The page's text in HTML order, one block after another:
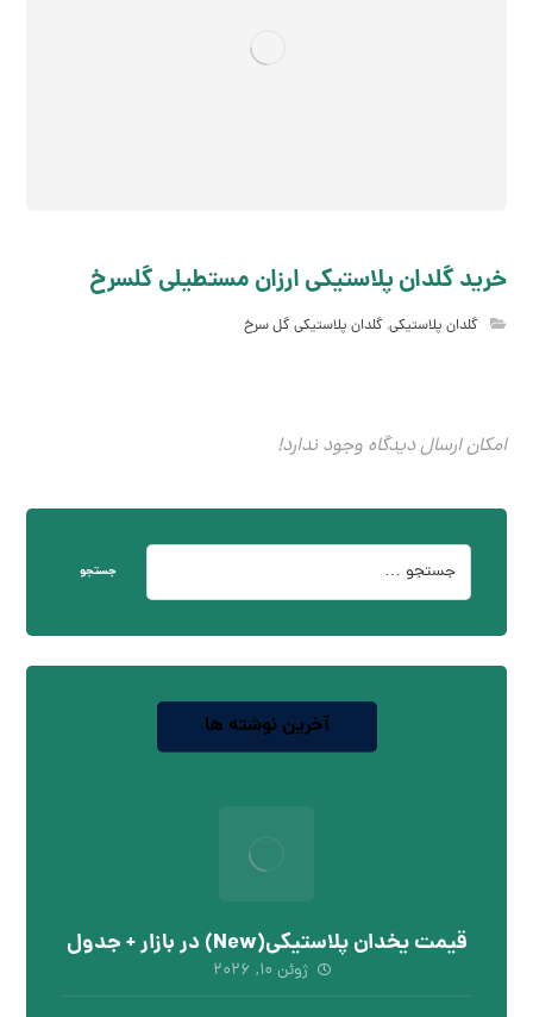
خرید گلدان پلاستیکی ارزان مستطیلی گلسرخ
گلدان پلاستیکی,گلدان پلاستیکی گل سرخ
امکان ارسال دیدگاه وجود ندارد!
جستجو
آخرین نوشته ها
قیمت یخدان پلاستیکی(New) در بازار + جدول
ژوئن ۱۰, ۲۰۲۶